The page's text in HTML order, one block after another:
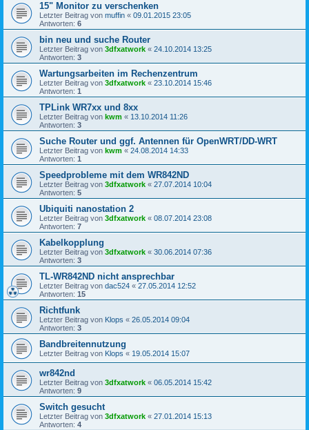
15" Monitor zu verschenken
Letzter Beitrag von muffin « 09.01.2015 23:05
Antworten: 6
bin neu und suche Router
Letzter Beitrag von 3dfxatwork « 24.10.2014 13:25
Antworten: 3
Wartungsarbeiten im Rechenzentrum
Letzter Beitrag von 3dfxatwork « 23.10.2014 15:46
Antworten: 1
TPLink WR7xx und 8xx
Letzter Beitrag von kwm « 13.10.2014 11:26
Antworten: 3
Suche Router und ggf. Antennen für OpenWRT/DD-WRT
Letzter Beitrag von kwm « 24.08.2014 14:33
Antworten: 1
Speedprobleme mit dem WR842ND
Letzter Beitrag von 3dfxatwork « 27.07.2014 10:04
Antworten: 5
Ubiquiti nanostation 2
Letzter Beitrag von 3dfxatwork « 08.07.2014 23:08
Antworten: 7
Kabelkopplung
Letzter Beitrag von 3dfxatwork « 30.06.2014 07:36
Antworten: 3
TL-WR842ND nicht ansprechbar
Letzter Beitrag von dac524 « 27.05.2014 12:52
Antworten: 15
Richtfunk
Letzter Beitrag von Klops « 26.05.2014 09:04
Antworten: 3
Bandbreitennutzung
Letzter Beitrag von Klops « 19.05.2014 15:07
wr842nd
Letzter Beitrag von 3dfxatwork « 06.05.2014 15:42
Antworten: 9
Switch gesucht
Letzter Beitrag von 3dfxatwork « 27.01.2014 15:13
Antworten: 4